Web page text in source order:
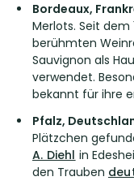
Bordeaux,
Merlots. Seit
berühmten
Sauvignon als
verwendet.
bekannt für ihre
Pfalz,
Plätzchen
A. Diehl in
den Trauben